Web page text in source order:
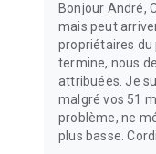
Bonjour André,
mais peut
propriétaires du
termine, nous
attribuées. Je
malgré vos 51
problème, ne
plus basse.